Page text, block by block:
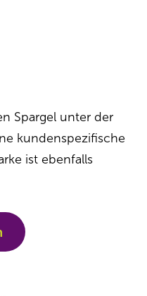
Spargel unter der
kundenspezifische
ist ebenfalls